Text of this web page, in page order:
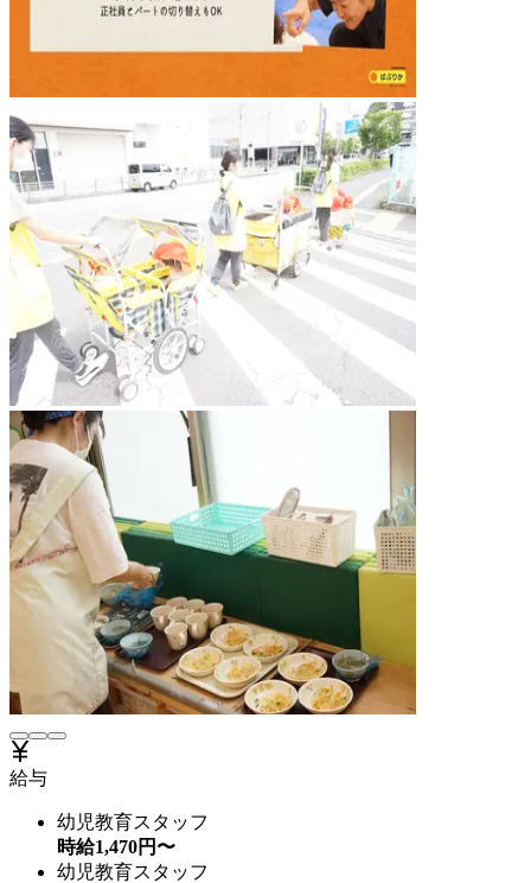
給与
幼児教育スタッフ
時給1,470円〜
幼児教育スタッフ